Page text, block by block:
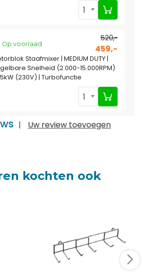
1
Op voorraad
520,-
459,-
Staafmixer | MEDIUM DUTY |
Snelheid (2.000-15.000RPM)
(230V) | Turbofunctie
1
| Uw review toevoegen
kochten ook